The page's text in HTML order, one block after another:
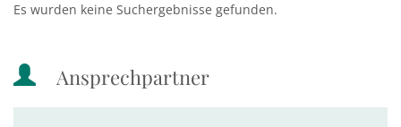
Es wurden keine Suchergebnisse gefunden.
Ansprechpartner